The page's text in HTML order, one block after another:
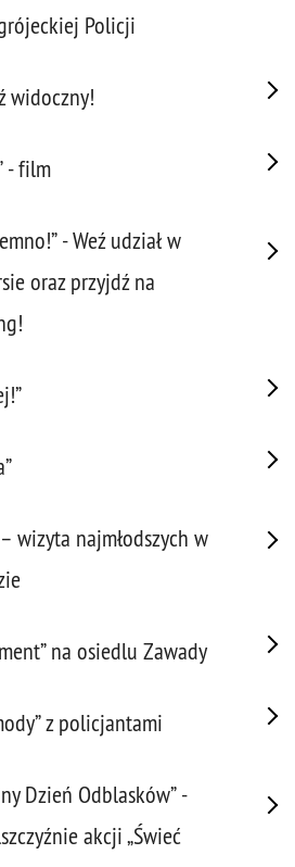
Policji
widoczny!
- film
- Weź udział w
oraz przyjdź na
wizyta najmłodszych w
na osiedlu Zawady
z policjantami
Dzień Odblasków” -
akcji „Świeć